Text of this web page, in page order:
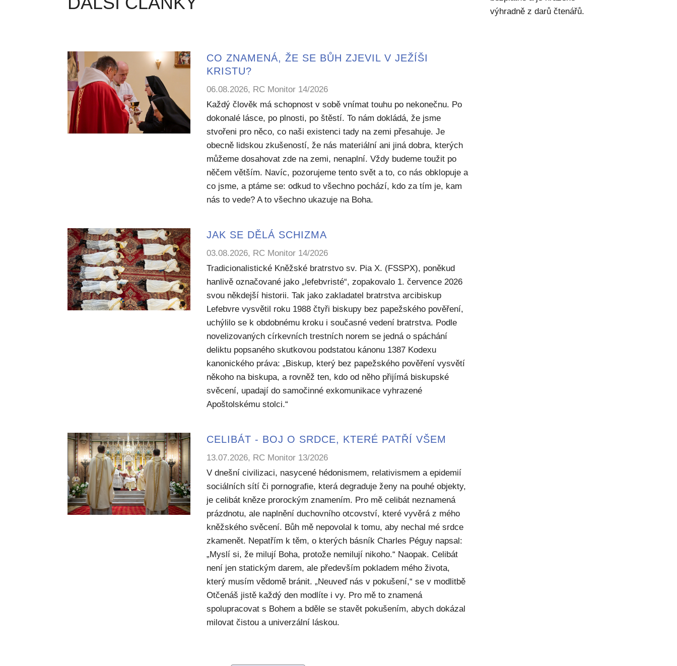
CO ZNAMENÁ, ŽE SE BŮH ZJEVIL V JEŽÍŠI
KRISTU?
06.08.2026, RC Monitor 14/2026
Každý člověk má schopnost v sobě vnímat touhu po nekonečnu. Po
dokonalé lásce, po plnosti, po štěstí. To nám dokládá, že jsme
stvořeni pro něco, co naši existenci tady na zemi přesahuje. Je
obecně lidskou zkušeností, že nás materiální ani jiná dobra, kterých
můžeme dosahovat zde na zemi, nenaplní. Vždy budeme toužit po
něčem větším. Navíc, pozorujeme tento svět a to, co nás obklopuje a
co jsme, a ptáme se: odkud to všechno pochází, kdo za tím je, kam
nás to vede? A to všechno ukazuje na Boha.
JAK SE DĚLÁ SCHIZMA
03.08.2026, RC Monitor 14/2026
Tradicionalistické Kněžské bratrstvo sv. Pia X. (FSSPX), poněkud
hanlivě označované jako „lefebvristé“, zopakovalo 1. července 2026
svou někdejší historii. Tak jako zakladatel bratrstva arcibiskup
Lefebvre vysvětil roku 1988 čtyři biskupy bez papežského pověření,
uchýlilo se k obdobnému kroku i současné vedení bratrstva. Podle
novelizovaných církevních trestních norem se jedná o spáchání
deliktu popsaného skutkovou podstatou kánonu 1387 Kodexu
kanonického práva: „Biskup, který bez papežského pověření vysvětí
někoho na biskupa, a rovněž ten, kdo od něho přijímá biskupské
svěcení, upadají do samočinné exkomunikace vyhrazené
Apoštolskému stolci.“
CELIBÁT - BOJ O SRDCE, KTERÉ PATŘÍ VŠEM
13.07.2026, RC Monitor 13/2026
V dnešní civilizaci, nasycené hédonismem, relativismem a epidemií
sociálních sítí či pornografie, která degraduje ženy na pouhé objekty,
je celibát kněze prorockým znamením. Pro mě celibát neznamená
prázdnotu, ale naplnění duchovního otcovství, které vyvěrá z mého
kněžského svěcení. Bůh mě nepovolal k tomu, aby nechal mé srdce
zkamenět. Nepatřím k těm, o kterých básník Charles Péguy napsal:
„Myslí si, že milují Boha, protože nemilují nikoho.“ Naopak. Celibát
není jen statickým darem, ale především pokladem mého života,
který musím vědomě bránit. „Neuveď nás v pokušení,“ se v modlitbě
Otčenáš jistě každý den modlíte i vy. Pro mě to znamená
spolupracovat s Bohem a bděle se stavět pokušením, abych dokázal
milovat čistou a univerzální láskou.
výhradně z darů čtenářů.